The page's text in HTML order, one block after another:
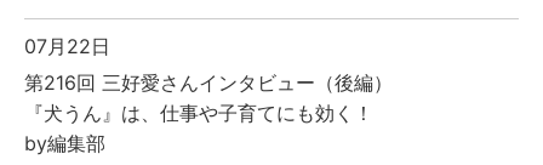
07月22日
第216回 三好愛さんインタビュー（後編）
『犬うん』は、仕事や子育てにも効く！
by編集部